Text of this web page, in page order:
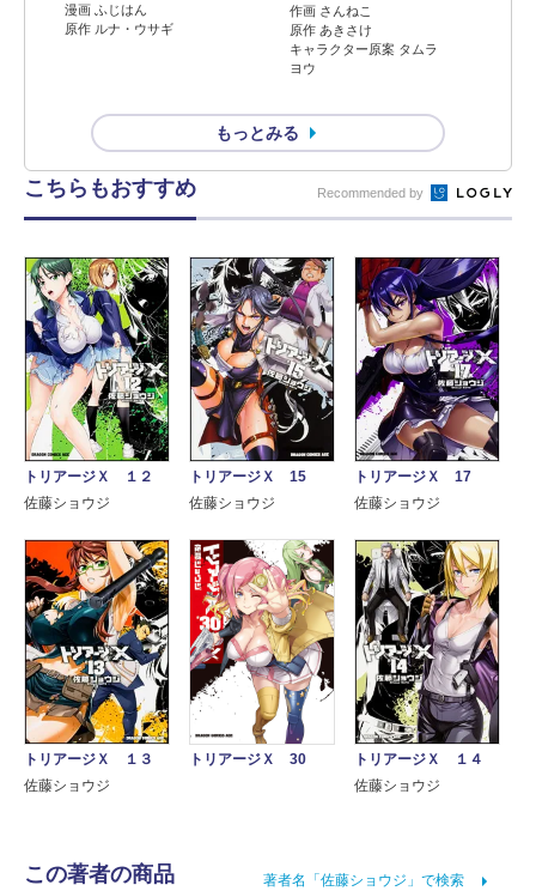
漫画 ふじはん
原作 ルナ・ウサギ
作画 さんねこ
原作 あきさけ
キャラクター原案 タムラ
ヨウ
もっとみる
こちらもおすすめ Recommended by
トリアージＸ １２
佐藤ショウジ
トリアージＸ 15
佐藤ショウジ
トリアージＸ 17
佐藤ショウジ
トリアージＸ １３
佐藤ショウジ
トリアージＸ 30
トリアージＸ １４
佐藤ショウジ
この著者の商品 著者名「佐藤ショウジ」で検索